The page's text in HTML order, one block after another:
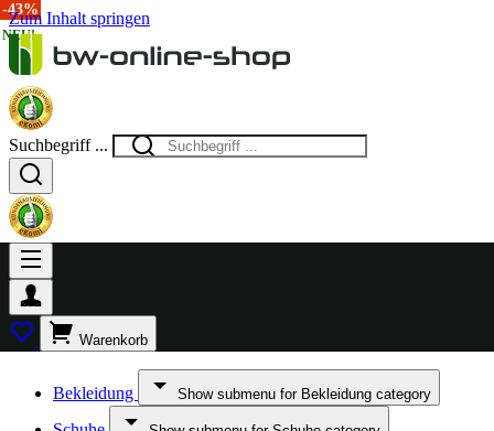
Zum Inhalt springen
Suchbegriff ...
Warenkorb
Bekleidung Show submenu for Bekleidung category
-43%
NEU!
NEU!